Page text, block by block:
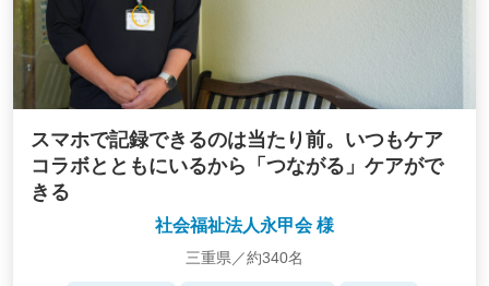
スマホで記録できるのは当たり前。いつもケア
コラボとともにいるから「つながる」ケアがで
きる
社会福祉法人永甲会 様
三重県／約340名